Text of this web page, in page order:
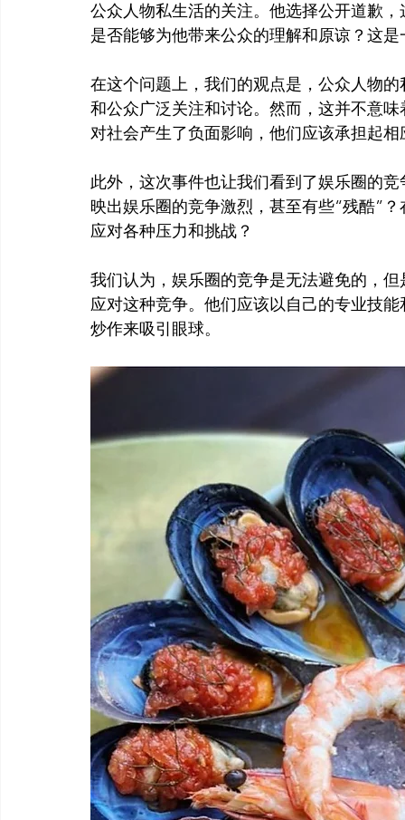
公众人物私生活的关注。他选择公开道歉
是否能够为他带来公众的理解和原谅？这
在这个问题上，我们的观点是，公众人物
和公众广泛关注和讨论。然而，这并不意
对社会产生了负面影响，他们应该承担起相
此外，这次事件也让我们看到了娱乐圈的
映出娱乐圈的竞争激烈，甚至有些“残酷”
应对各种压力和挑战？
我们认为，娱乐圈的竞争是无法避免的，
应对这种竞争。他们应该以自己的专业技
炒作来吸引眼球。